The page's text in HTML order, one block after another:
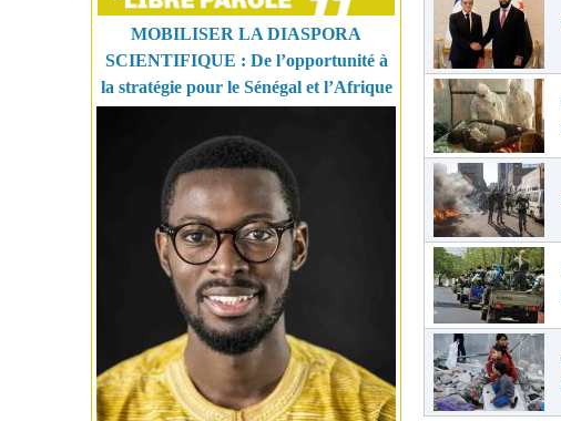
MOBILISER LA DIASPORA
SCIENTIFIQUE : De l’opportunité à
la stratégie pour le Sénégal et l’Afrique